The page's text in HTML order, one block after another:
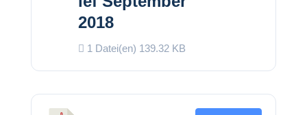
2018
1 Datei(en) 139.32 KB